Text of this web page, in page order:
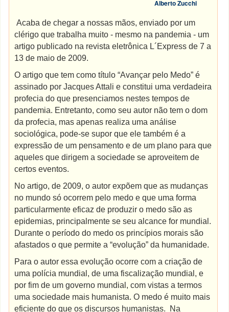
Alberto Zucchi
Acaba de chegar a nossas mãos, enviado por um
clérigo que trabalha muito - mesmo na pandemia - um
artigo publicado na revista eletrônica L´Express de 7 a
13 de maio de 2009.
O artigo que tem como título “Avançar pelo Medo” é
assinado por Jacques Attali e constitui uma verdadeira
profecia do que presenciamos nestes tempos de
pandemia. Entretanto, como seu autor não tem o dom
da profecia, mas apenas realiza uma análise
sociológica, pode-se supor que ele também é a
expressão de um pensamento e de um plano para que
aqueles que dirigem a sociedade se aproveitem de
certos eventos.
No artigo, de 2009, o autor expõem que as mudanças
no mundo só ocorrem pelo medo e que uma forma
particularmente eficaz de produzir o medo são as
epidemias, principalmente se seu alcance for mundial.
Durante o período do medo os princípios morais são
afastados o que permite a “evolução” da humanidade.
Para o autor essa evolução ocorre com a criação de
uma polícia mundial, de uma fiscalização mundial, e
por fim de um governo mundial, com vistas a termos
uma sociedade mais humanista. O medo é muito mais
eficiente do que os discursos humanistas. Na